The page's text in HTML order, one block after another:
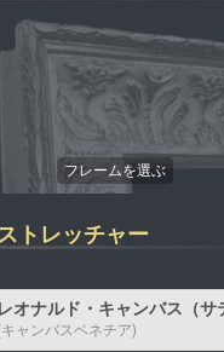
トレッチャー
レオナルド・キャンバス（サテ
キャンバスベネチア)